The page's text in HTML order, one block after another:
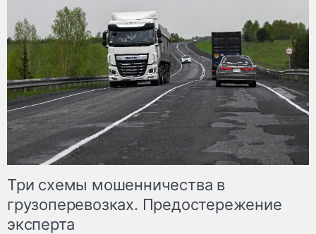
Три схемы мошенничества в
грузоперевозках. Предостережение
эксперта